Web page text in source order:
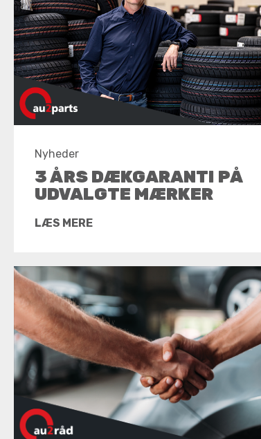
Nyheder
3 ÅRS DÆKGARANTI PÅ
UDVALGTE MÆRKER
LÆS MERE